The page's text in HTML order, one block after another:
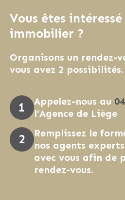
Vous êtes
immobilier ?
Organisons un rendez-
vous avez 2 possibilités.
Appelez-nous au
l’Agence de Liège
Remplissez le
nos agents
avec vous afin de
rendez-vous.